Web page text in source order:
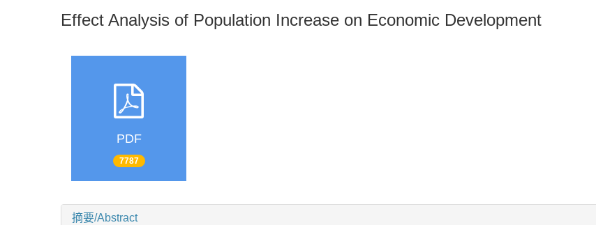
Effect Analysis of Population Increase on Economic Development
PDF
7787
摘要/Abstract